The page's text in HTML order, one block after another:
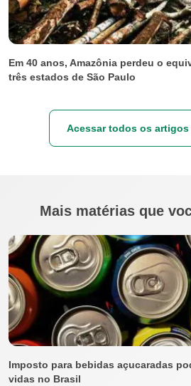
Em 40 anos, Amazônia perdeu o
três estados de São Paulo
Acessar todos os artigos
Mais matérias que
Imposto para bebidas açucaradas
vidas no Brasil